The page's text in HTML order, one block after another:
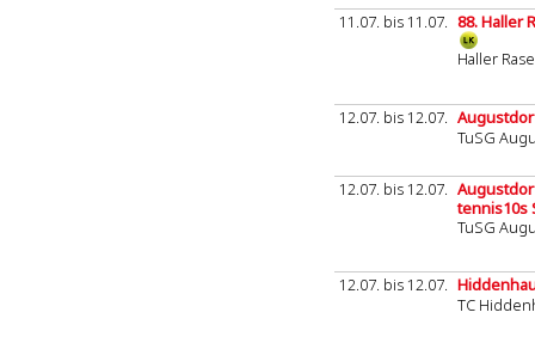
11.07. bis 11.07. 88. Haller
Haller
12.07. bis 12.07.
TuSG
12.07. bis 12.07.
tennis10s
TuSG
12.07. bis 12.07.
TC